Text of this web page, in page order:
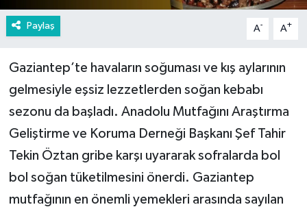
Paylaş A- A+
Gaziantep’te havaların soğuması ve kış aylarının
gelmesiyle eşsiz lezzetlerden soğan kebabı
sezonu da başladı. Anadolu Mutfağını Araştırma
Geliştirme ve Koruma Derneği Başkanı Şef Tahir
Tekin Öztan gribe karşı uyararak sofralarda bol
bol soğan tüketilmesini önerdi. Gaziantep
mutfağının en önemli yemekleri arasında sayılan